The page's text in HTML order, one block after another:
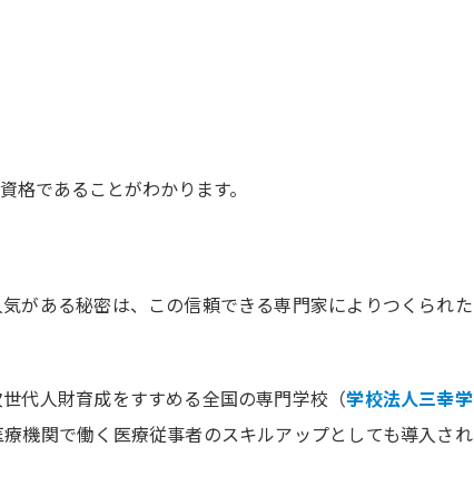
であることがわかります。
がある秘密は、この信頼できる専門家によりつくられた
代人財育成をすすめる全国の専門学校（学校法人三幸学
機関で働く医療従事者のスキルアップとしても導入され